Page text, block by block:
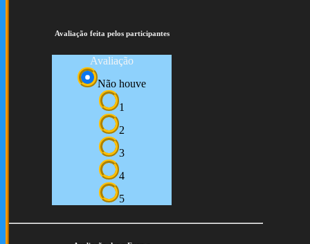
Avaliação feita pelos participantes
Avaliação
Não houve
1
2
3
4
5